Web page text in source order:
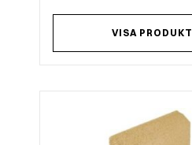
VISA PRODUKT